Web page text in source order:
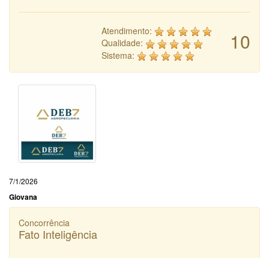
10
Atendimento:
Qualidade:
Sistema:
7/1/2026
Giovana
Concorrência
Fato Inteligência